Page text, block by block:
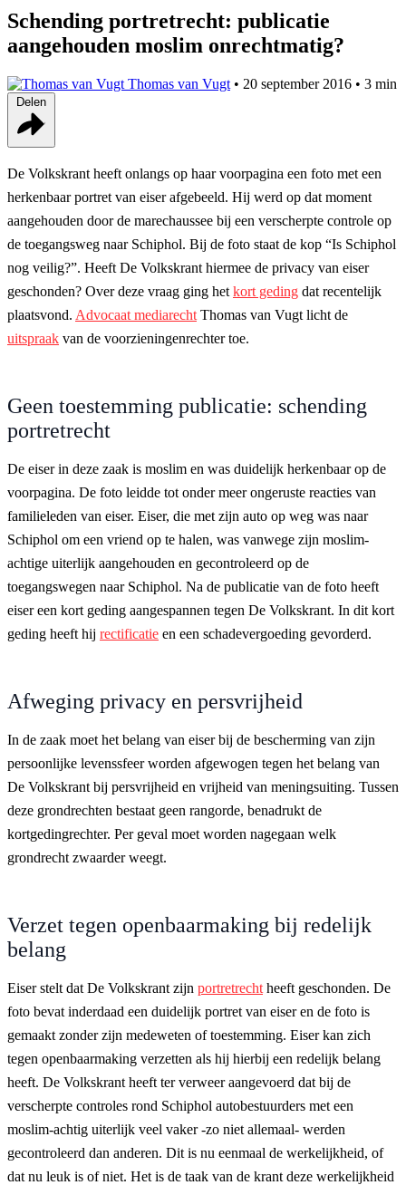
Schending portretrecht: publicatie
aangehouden moslim onrechtmatig?
Thomas van Vugt • 20 september 2016 • 3 min
De Volkskrant heeft onlangs op haar voorpagina een foto met een
herkenbaar portret van eiser afgebeeld. Hij werd op dat moment
aangehouden door de marechaussee bij een verscherpte controle op
de toegangsweg naar Schiphol. Bij de foto staat de kop “Is Schiphol
nog veilig?”. Heeft De Volkskrant hiermee de privacy van eiser
geschonden? Over deze vraag ging het kort geding dat recentelijk
plaatsvond. Advocaat mediarecht Thomas van Vugt licht de
uitspraak van de voorzieningenrechter toe.
Geen toestemming publicatie: schending
portretrecht
De eiser in deze zaak is moslim en was duidelijk herkenbaar op de
voorpagina. De foto leidde tot onder meer ongeruste reacties van
familieleden van eiser. Eiser, die met zijn auto op weg was naar
Schiphol om een vriend op te halen, was vanwege zijn moslim-
achtige uiterlijk aangehouden en gecontroleerd op de
toegangswegen naar Schiphol. Na de publicatie van de foto heeft
eiser een kort geding aangespannen tegen De Volkskrant. In dit kort
geding heeft hij rectificatie en een schadevergoeding gevorderd.
Afweging privacy en persvrijheid
In de zaak moet het belang van eiser bij de bescherming van zijn
persoonlijke levenssfeer worden afgewogen tegen het belang van
De Volkskrant bij persvrijheid en vrijheid van meningsuiting. Tussen
deze grondrechten bestaat geen rangorde, benadrukt de
kortgedingrechter. Per geval moet worden nagegaan welk
grondrecht zwaarder weegt.
Verzet tegen openbaarmaking bij redelijk
belang
Eiser stelt dat De Volkskrant zijn portretrecht heeft geschonden. De
foto bevat inderdaad een duidelijk portret van eiser en de foto is
gemaakt zonder zijn medeweten of toestemming. Eiser kan zich
tegen openbaarmaking verzetten als hij hierbij een redelijk belang
heeft. De Volkskrant heeft ter verweer aangevoerd dat bij de
verscherpte controles rond Schiphol autobestuurders met een
moslim-achtig uiterlijk veel vaker -zo niet allemaal- werden
gecontroleerd dan anderen. Dit is nu eenmaal de werkelijkheid, of
dat nu leuk is of niet. Het is de taak van de krant deze werkelijkheid